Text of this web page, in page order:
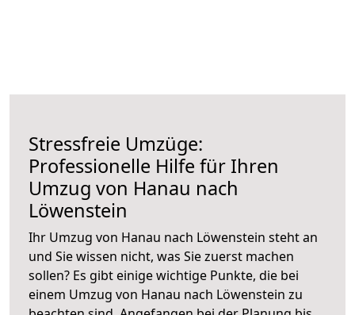
Stressfreie Umzüge:
Professionelle Hilfe für Ihren
Umzug von Hanau nach
Löwenstein
Ihr Umzug von Hanau nach Löwenstein steht an
und Sie wissen nicht, was Sie zuerst machen
sollen? Es gibt einige wichtige Punkte, die bei
einem Umzug von Hanau nach Löwenstein zu